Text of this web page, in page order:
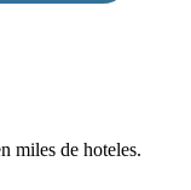
miles de hoteles.